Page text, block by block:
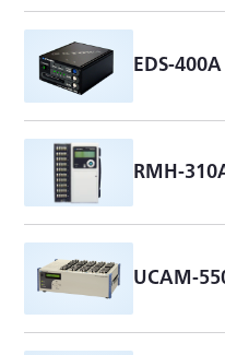
EDS-400A
RMH-
UCAM-